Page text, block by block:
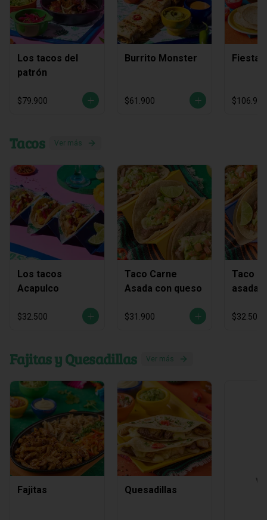
Los tacos del
patrón
$79.900
Burrito Monster
$61.900
Fiesta
$106.900
Tacos Ver más
Los tacos
Acapulco
$32.500
Taco Carne
Asada con queso
$31.900
Taco
asada y
$32.500
Fajitas y Quesadillas Ver más
Fajitas Quesadillas